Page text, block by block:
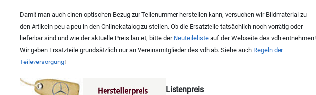
Damit man auch einen optischen Bezug zur Teilenummer herstellen kann, versuchen wir Bildmaterial zu
den Artikeln peu a peu in den Onlinekatalog zu stellen. Ob die Ersatzteile tatsächlich noch vorrätig oder
lieferbar sind und wie der aktuelle Preis lautet, bitte der Neuteileliste auf der Webseite des vdh entnehmen!
Wir geben Ersatzteile grundsätzlich nur an Vereinsmitglieder des vdh ab. Siehe auch Regeln der
Teileversorgung!
Listenpreis